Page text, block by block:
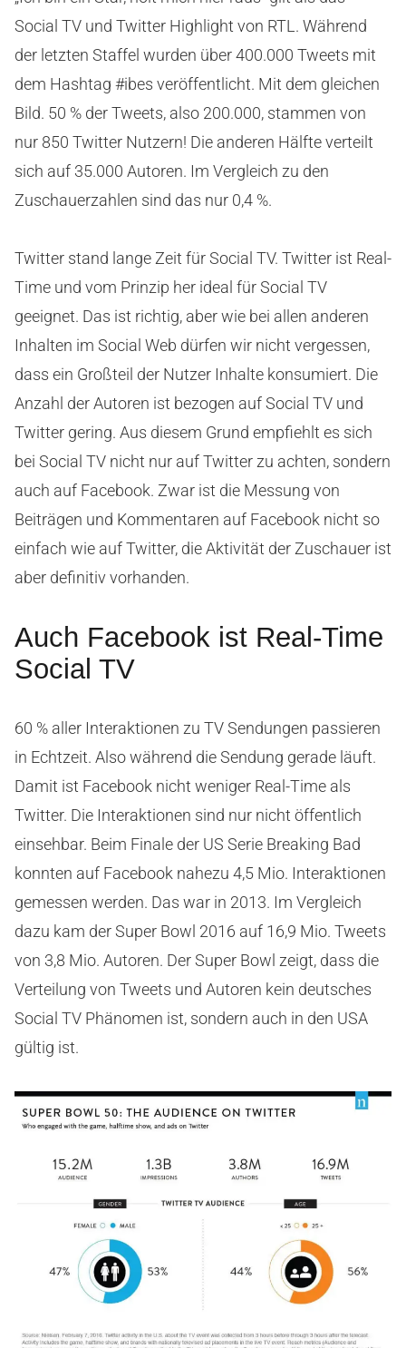
Social TV und Twitter Highlight von RTL. Während
der letzten Staffel wurden über 400.000 Tweets mit
dem Hashtag #ibes veröffentlicht. Mit dem gleichen
Bild. 50 % der Tweets, also 200.000, stammen von
nur 850 Twitter Nutzern! Die anderen Hälfte verteilt
sich auf 35.000 Autoren. Im Vergleich zu den
Zuschauerzahlen sind das nur 0,4 %.
Twitter stand lange Zeit für Social TV. Twitter ist Real-
Time und vom Prinzip her ideal für Social TV
geeignet. Das ist richtig, aber wie bei allen anderen
Inhalten im Social Web dürfen wir nicht vergessen,
dass ein Großteil der Nutzer Inhalte konsumiert. Die
Anzahl der Autoren ist bezogen auf Social TV und
Twitter gering. Aus diesem Grund empfiehlt es sich
bei Social TV nicht nur auf Twitter zu achten, sondern
auch auf Facebook. Zwar ist die Messung von
Beiträgen und Kommentaren auf Facebook nicht so
einfach wie auf Twitter, die Aktivität der Zuschauer ist
aber definitiv vorhanden.
Auch Facebook ist Real-Time
Social TV
60 % aller Interaktionen zu TV Sendungen passieren
in Echtzeit. Also während die Sendung gerade läuft.
Damit ist Facebook nicht weniger Real-Time als
Twitter. Die Interaktionen sind nur nicht öffentlich
einsehbar. Beim Finale der US Serie Breaking Bad
konnten auf Facebook nahezu 4,5 Mio. Interaktionen
gemessen werden. Das war in 2013. Im Vergleich
dazu kam der Super Bowl 2016 auf 16,9 Mio. Tweets
von 3,8 Mio. Autoren. Der Super Bowl zeigt, dass die
Verteilung von Tweets und Autoren kein deutsches
Social TV Phänomen ist, sondern auch in den USA
gültig ist.